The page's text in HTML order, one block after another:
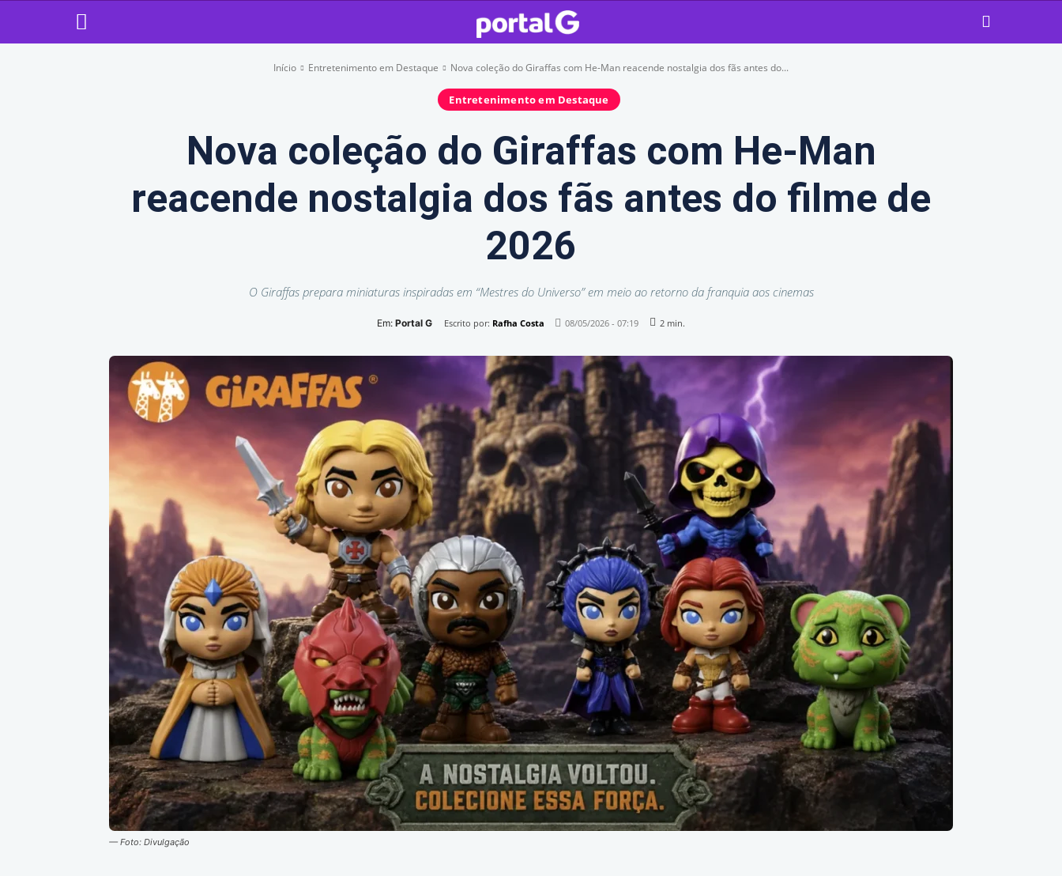
Início Entretenimento em Destaque Nova coleção do Giraffas com He-Man reacende nostalgia dos fãs antes do...
Entretenimento em Destaque
Nova coleção do Giraffas com He-Man
reacende nostalgia dos fãs antes do filme de
2026
O Giraffas prepara miniaturas inspiradas em “Mestres do Universo” em meio ao retorno da franquia aos cinemas
Em: Portal G Escrito por: Rafha Costa 08/05/2026 - 07:19 2 min.
— Foto: Divulgação